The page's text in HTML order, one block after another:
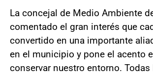
La concejal de Medio Ambiente
comentado el gran interés que
convertido en una importante
en el municipio y pone el acento
conservar nuestro entorno.